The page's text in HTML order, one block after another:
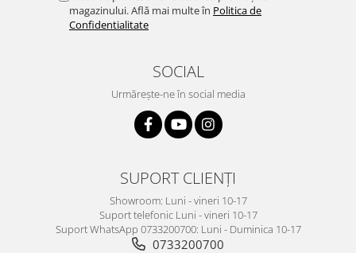
magazinului. Află mai multe în Politica de
Confidentialitate
SOCIAL
Urmărește-ne în social media
SUPORT CLIENȚI
Showroom: Luni - vineri 10-17
Suport telefonic Luni - vineri 10-17
Suport WhatsApp 0733200700: Luni - Duminica 10-17
0733200700